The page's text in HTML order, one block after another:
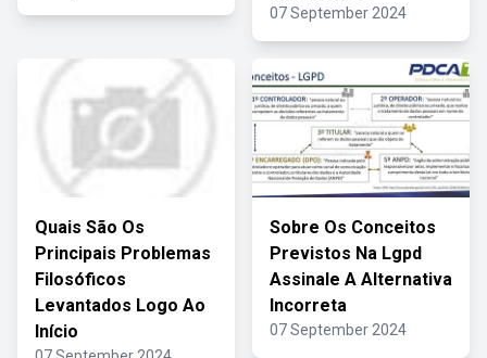
07 September 2024
Quais São Os
Principais Problemas
Filosóficos
Levantados Logo Ao
Início
Sobre Os Conceitos
Previstos Na Lgpd
Assinale A Alternativa
Incorreta
07 September 2024